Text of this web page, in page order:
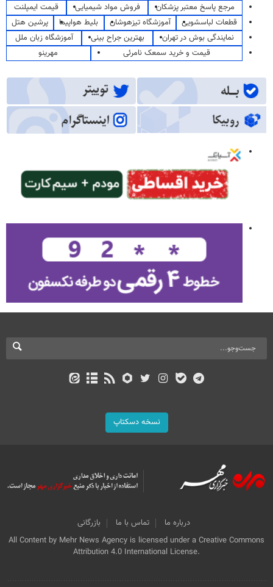
مرجع پاسخ معتبر پزشکان
فروش مواد شیمیایی
قیمت ایمپلنت
قطعات لباسشویی
آموزشگاه تیزهوشان بلیط هواپیما
پرشین هتل
نمایندگی بوش در تهران
بهترین جراح بینی
آموزشگاه زبان ملل
قیمت و خرید سمعک نامرئی
مهرینو
نسخه دسکتاپ
درباره ما تماس با ما
بازرگانی
All Content by Mehr News Agency is licensed under a Creative Commons
Attribution 4.0 International License.